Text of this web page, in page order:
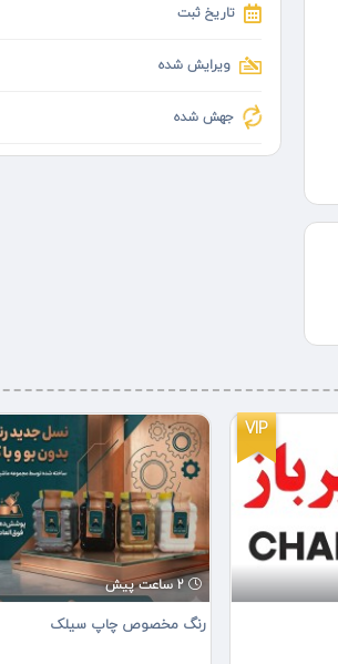
تاریخ ثبت
ویرایش شده
جهش شده
2 ساعت پیش
رنگ مخصوص چاپ سیلک
VIP